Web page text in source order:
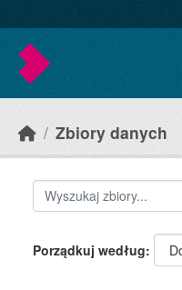
Zbiory danych
Porządkuj według